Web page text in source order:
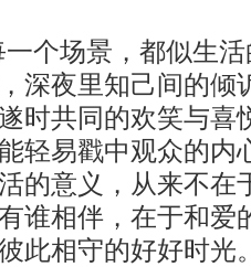
一个场景，都似生
深夜里知己间的倾
时共同的欢笑与喜
轻易戳中观众的内
的意义，从来不在
谁相伴，在于和爱
此相守的好好时光